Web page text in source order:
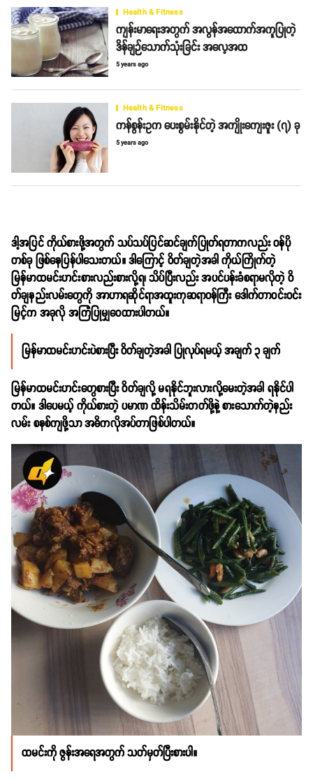
Health & Fitness
ကျန်းမာရေးအတွက် အလွန်အထောက်အကူပြုတဲ့
ဒိန်ချဉ်သောက်သုံးခြင်း အလေ့အထ
5 years ago
Health & Fitness
ကန်စွန်းဥက ပေးစွမ်းနိုင်တဲ့ အကျိုးကျေးဇူး (၇) ခု
5 years ago
ဒါ့အပြင် ကိုယ်စားဖို့အတွက် သပ်သပ်ပြင်ဆင်ချက်ပြုတ်ရတာကလည်း ဝန်ပို
တစ်ခု ဖြစ်နေပြန်ပါသေးတယ်။ ဒါကြောင့် ဝိတ်ချတဲ့အခါ ကိုယ်ကြိုက်တဲ့
မြန်မာထမင်းဟင်းစားလည်းစားလို့ရ၊ သိပ်ပြီးလည်း အပင်ပန်းခံစရာမလိုတဲ့ ဝိ
တ်ချနည်းလမ်းတွေကို အာဟာရဆိုင်ရာအထူးကုဆရာဝန်ကြီး‌ ဒေါက်တာဝင်းဝင်း
မြင့်က အခုလို အကြံပြုမျှဝေထားပါတယ်။
မြန်မာထမင်းဟင်းပဲစားပြီး ဝိတ်ချတဲ့အခါ ပြုလုပ်ရမယ့် အချက် ၃ ချက်
မြန်မာထမင်းဟင်းတွေစားပြီး ဝိတ်ချလို့ မရနိုင်ဘူးလားလို့မေးတဲ့အခါ ရနိုင်ပါ
တယ်။ ဒါပေမယ့် ကိုယ်စားတဲ့ ပမာဏ ထိန်းသိမ်းတတ်ဖို့နဲ့ စားသောက်တဲ့နည်း
လမ်း စနစ်ကျဖို့သာ အဓိကလိုအပ်တာဖြစ်ပါတယ်။
ထမင်းကို ဇွန်းအ‌ရေအတွက် သတ်မှတ်ပြီးစားပါ။